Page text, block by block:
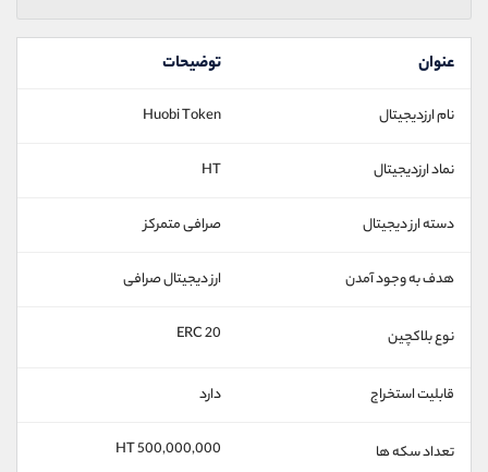
عنوان توضیحات
نام ارزدیجیتال Huobi Token
نماد ارزدیجیتال HT
دسته ارز دیجیتال صرافی متمرکز
هدف به وجود آمدن ارز دیجیتال صرافی
نوع بلاکچین ERC 20
قابلیت استخراج دارد
تعداد سکه ها 500,000,000 HT